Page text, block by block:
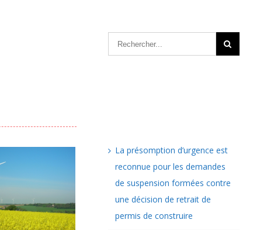
La présomption d’urgence est
reconnue pour les demandes
de suspension formées contre
une décision de retrait de
permis de construire